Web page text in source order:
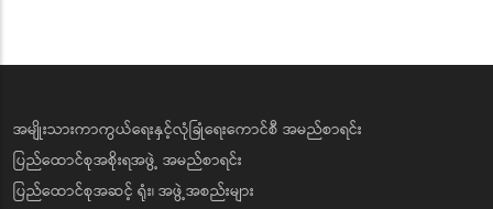
အမျိုးသားကာကွယ်ရေးနှင့်လုံခြုံရေးကောင်စီ အမည်စာရင်း
ပြည်ထောင်စုအစိုးရအဖွဲ့ အမည်စာရင်း
ပြည်ထောင်စုအဆင့် ရုံး၊ အဖွဲ့အစည်းများ